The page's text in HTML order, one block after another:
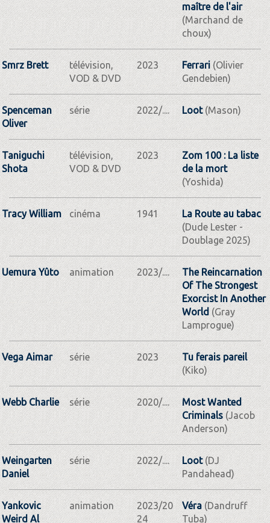
maître de l'air
(Marchand de
choux)
Smrz Brett
télévision,
VOD & DVD
2023 Ferrari(Olivier
Gendebien)
Spenceman
Oliver
série 2022/.... Loot(Mason)
Taniguchi
Shota
télévision,
VOD & DVD
2023
Zom 100 : La liste
de la mort
(Yoshida)
Tracy William cinéma 1941
La Route au tabac
(Dude Lester -
Doublage 2025)
Uemura Yûto animation 2023/....
The Reincarnation
Of The Strongest
Exorcist In Another
World(Gray
Lamprogue)
Vega Aimar série 2023
Tu ferais pareil
(Kiko)
Webb Charlie série 2020/....
Most Wanted
Criminals(Jacob
Anderson)
Weingarten
Daniel
série 2022/.... Loot(DJ
Pandahead)
Yankovic
Weird Al
animation
2023/20
24
Véra(Dandruff
Tuba)